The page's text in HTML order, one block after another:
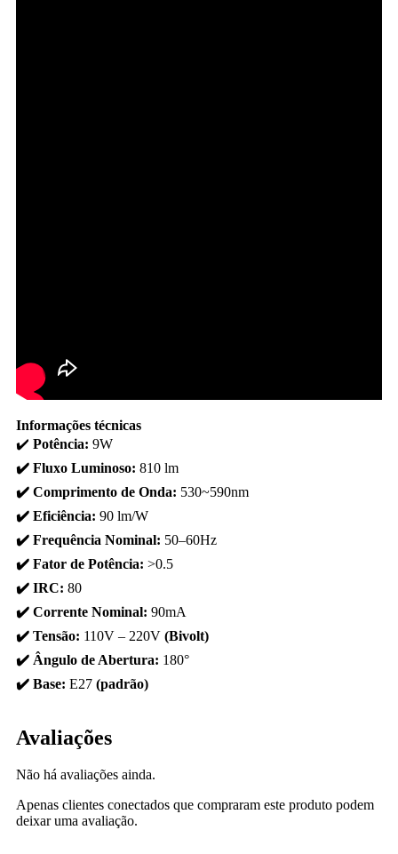
Informações técnicas
✔️ Potência: 9W
✔️ Fluxo Luminoso: 810 lm
✔️ Comprimento de Onda: 530~590nm
✔️ Eficiência: 90 lm/W
✔️ Frequência Nominal: 50–60Hz
✔️ Fator de Potência: >0.5
✔️ IRC: 80
✔️ Corrente Nominal: 90mA
✔️ Tensão: 110V – 220V (Bivolt)
✔️ Ângulo de Abertura: 180°
✔️ Base: E27 (padrão)
Avaliações
Não há avaliações ainda.
Apenas clientes conectados que compraram este produto podem
deixar uma avaliação.